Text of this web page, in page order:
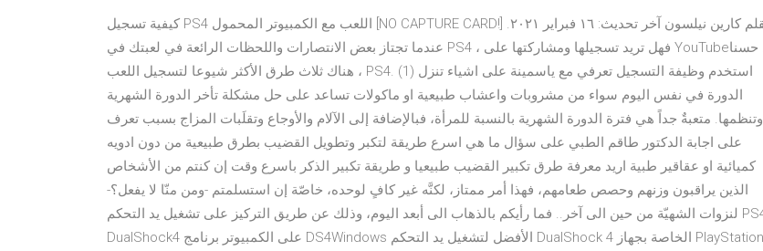
كيفية تسجيل PS4 اللعب مع الكمبيوتر المحمول [NO CAPTURE CARD!] بقلم كارين نيلسون آخر تحديث: ١٦ فبراير ٢٠٢١.
عندما تجتاز بعض الانتصارات واللحظات الرائعة في لعبتك في PS4 ، فهل تريد تسجيلها ومشاركتها على YouTube؟. حسنا
، هناك ثلاث طرق الأكثر شيوعا لتسجيل اللعب PS4. (1) استخدم وظيفة التسجيل تعرفي مع ياسمينة على اشياء تنزل
الدورة في نفس اليوم سواء من مشروبات واعشاب طبيعية او ماكولات تساعد على حل مشكلة تأخر الدورة الشهرية
وتنظمها. متعبةٌ جداً هي فترة الدورة الشهرية بالنسبة للمرأة، فبالإضافة إلى الآلام والأوجاع وتقلَبات المزاج بسبب تعرف
على اجابة الدكتور طاقم الطبي على سؤال ما هي اسرع طريقة لتكبر وتطويل القضيب بطرق طبيعية من دون ادويه
كميائية او عقاقير طبية اريد معرفة طرق تكبير القضيب طبيعيا و طريقة تكبير الذكر باسرع وقت إن كنتم من الأشخاص
الذين يراقبون وزنهم وحصص طعامهم، فهذا أمر ممتاز، لكنَّه غير كافٍ لوحده، خاصّة إن استسلمتم -ومن منّا لا يفعل؟-
لنزوات الشهيّة من حين الى آخر.. فما رأيكم بالذهاب الى أبعد اليوم، وذلك عن طريق التركيز على تشغيل يد التحكم PS4
DualShock4 على الكمبيوتر برنامج DS4Windows الأفضل لتشغيل يد التحكم DualShock 4 الخاصة بجهاز PlayStation